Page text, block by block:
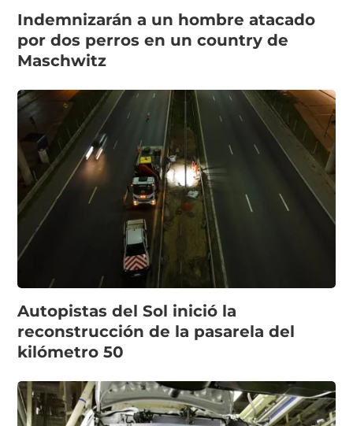
Indemnizarán a un hombre atacado
por dos perros en un country de
Maschwitz
Autopistas del Sol inició la
reconstrucción de la pasarela del
kilómetro 50